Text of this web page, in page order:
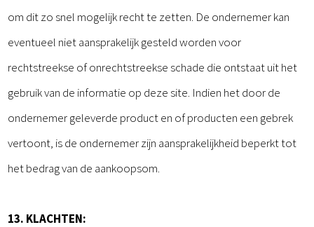
om dit zo snel mogelijk recht te zetten. De ondernemer kan
eventueel niet aansprakelijk gesteld worden voor
rechtstreekse of onrechtstreekse schade die ontstaat uit het
gebruik van de informatie op deze site. Indien het door de
ondernemer geleverde product en of producten een gebrek
vertoont, is de ondernemer zijn aansprakelijkheid beperkt tot
het bedrag van de aankoopsom.
13. KLACHTEN: